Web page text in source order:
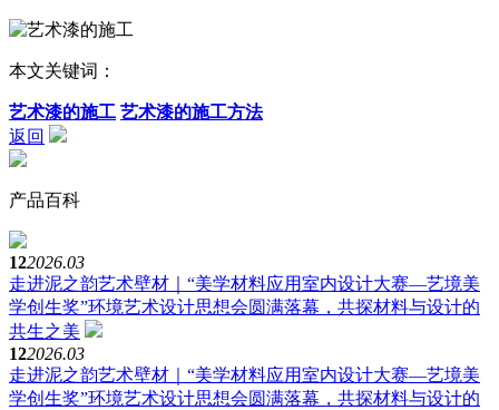
本文关键词：
艺术漆的施工 艺术漆的施工方法
返回
产品百科
122026.03
走进泥之韵艺术壁材｜“美学材料应用室内设计大赛—艺境美
学创生奖”环境艺术设计思想会圆满落幕，共探材料与设计的
共生之美
122026.03
走进泥之韵艺术壁材｜“美学材料应用室内设计大赛—艺境美
学创生奖”环境艺术设计思想会圆满落幕，共探材料与设计的